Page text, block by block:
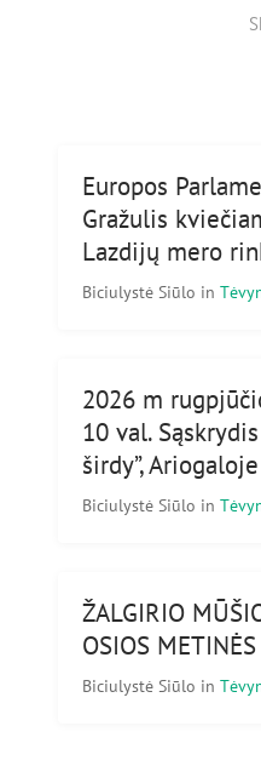
Europos
Gražulis
Lazdijų mero
Biciulystė Siūlo in
2026 m
10 val.
širdy”, Ariogaloje
Biciulystė Siūlo in
ŽALGIRIO
OSIOS METINĖS
Biciulystė Siūlo in